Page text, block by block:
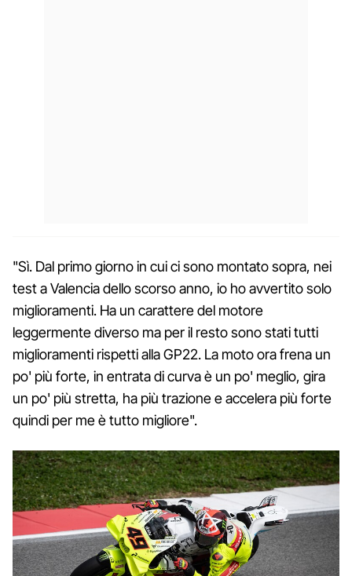
"Sì. Dal primo giorno in cui ci sono montato sopra, nei
test a Valencia dello scorso anno, io ho avvertito solo
miglioramenti. Ha un carattere del motore
leggermente diverso ma per il resto sono stati tutti
miglioramenti rispetti alla GP22. La moto ora frena un
po' più forte, in entrata di curva è un po' meglio, gira
un po' più stretta, ha più trazione e accelera più forte
quindi per me è tutto migliore".